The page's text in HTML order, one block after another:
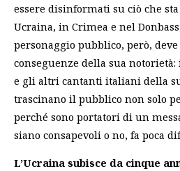
essere disinformati su ciò che sta
Ucraina, in Crimea e nel
personaggio pubblico, però,
conseguenze della sua notorietà:
e gli altri cantanti italiani della
trascinano il pubblico non solo
perché sono portatori di un
siano consapevoli o no, fa poca
L’Ucraina subisce da cinque